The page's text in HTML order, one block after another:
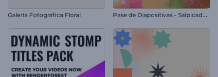
Galería Fotográfica Floral P
ase de Diapositivas - Salpicadura de Partículas